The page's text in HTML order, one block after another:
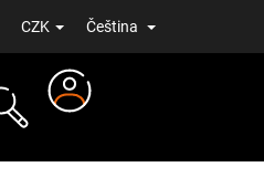
CZK Čeština